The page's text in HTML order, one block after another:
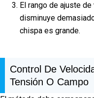
El rango de ajuste
disminuye
chispa es grande.
Control De
Tensión O Campo